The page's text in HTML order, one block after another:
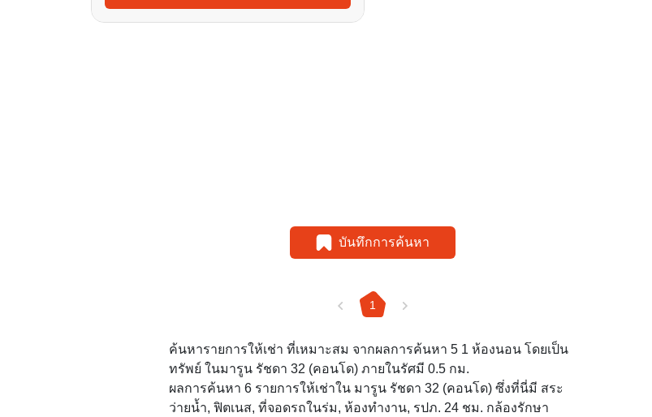
บันทึกการค้นหา
1
ค้นหารายการให้เช่า ที่เหมาะสม จากผลการค้นหา 5 1 ห้องนอน โดยเป็น
ทรัพย์ ในมารูน รัชดา 32 (คอนโด) ภายในรัศมี 0.5 กม.
ผลการค้นหา 6 รายการให้เช่าใน มารูน รัชดา 32 (คอนโด) ซึ่งที่นี่มี สระ
ว่ายน้ำ, ฟิตเนส, ที่จอดรถในร่ม, ห้องทำงาน, รปภ. 24 ชม. กล้องรักษา